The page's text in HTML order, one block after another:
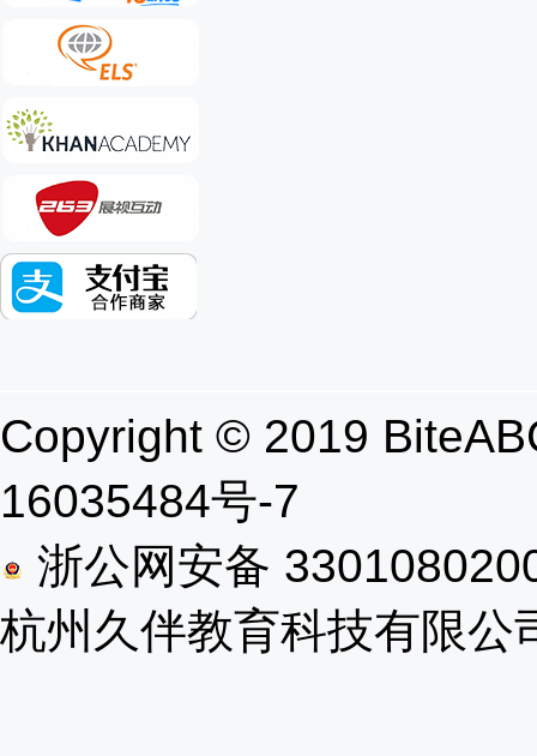
Copyright © 2019
16035484号-7
浙公网安备
杭州久伴教育科技有限公